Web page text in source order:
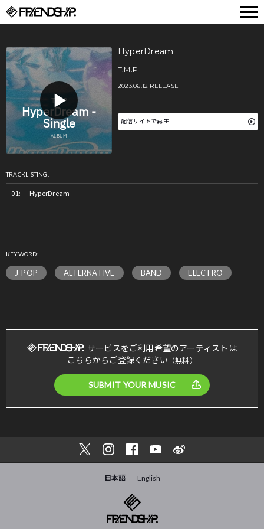
HyperDream
T.M.P
2023.06.12 RELEASE
配信サイトで再生
TRACKLISTING:
HyperDream
KEYWORD:
J-POP ALTERNATIVE BAND ELECTRO
サービスをご利用希望のアーティストは
こちらからご登録ください （無料）
SUBMIT YOUR MUSIC
日本語 English